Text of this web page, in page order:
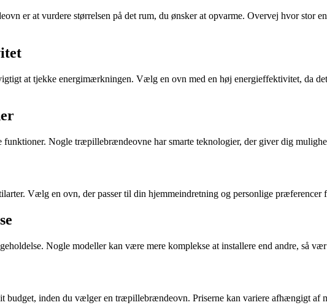
er at vurdere størrelsen på det rum, du ønsker at opvarme. Overvej hvor stor
at tjekke energimærkningen. Vælg en ovn med en høj energieffektivitet, da
Nogle træpillebrændeovne har smarte teknologier, der giver dig
Vælg en ovn, der passer til din hjemmeindretning og personlige præferencer
Nogle modeller kan være mere komplekse at installere end andre, så
budget, inden du vælger en træpillebrændeovn. Priserne kan variere afhængigt af